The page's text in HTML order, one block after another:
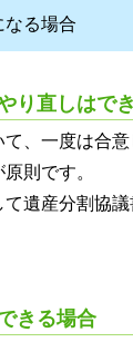
る場合
り直しはで
、一度は合
則です。
遺産分割協
きる場合